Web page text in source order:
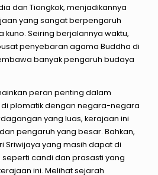
dan Tiongkok, menjadikannya
yang sangat berpengaruh
Seiring berjalannya waktu,
penyebaran agama Buddha di
banyak pengaruh budaya
peran penting dalam
plomatik dengan negara-negara
yang luas, kerajaan ini
pengaruh yang besar. Bahkan,
Sriwijaya yang masih dapat di
candi dan prasasti yang
ini. Melihat sejarah